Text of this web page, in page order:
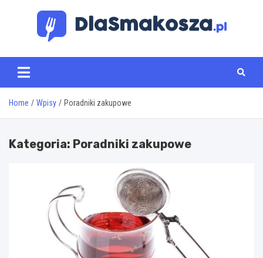
www.dlasmakosza.pl
Home Wpisy Poradniki zakupowe
Kategoria: Poradniki zakupowe